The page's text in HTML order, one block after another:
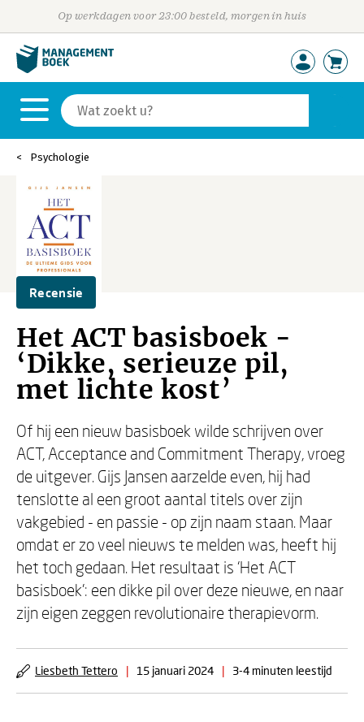
Op werkdagen voor 23:00 besteld, morgen in huis
Psychologie
Recensie
Het ACT basisboek -
‘Dikke, serieuze pil,
met lichte kost’
Of hij een nieuw basisboek wilde schrijven over
ACT, Acceptance and Commitment Therapy, vroeg
de uitgever. Gijs Jansen aarzelde even, hij had
tenslotte al een groot aantal titels over zijn
vakgebied - en passie - op zijn naam staan. Maar
omdat er zo veel nieuws te melden was, heeft hij
het toch gedaan. Het resultaat is ‘Het ACT
basisboek’: een dikke pil over deze nieuwe, en naar
zijn eigen zeggen revolutionaire therapievorm.
Liesbeth Tettero | 15 januari 2024 | 3-4 minuten leestijd